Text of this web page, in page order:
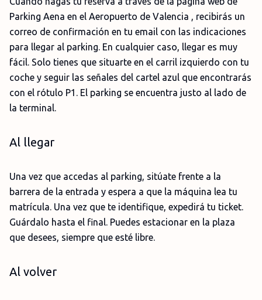
Parking Aena en el Aeropuerto de Valencia , recibirás un
correo de confirmación en tu email con las indicaciones
para llegar al parking. En cualquier caso, llegar es muy
fácil. Solo tienes que situarte en el carril izquierdo con tu
coche y seguir las señales del cartel azul que encontrarás
con el rótulo P1. El parking se encuentra justo al lado de
la terminal.
Al llegar
Una vez que accedas al parking, sitúate frente a la
barrera de la entrada y espera a que la máquina lea tu
matrícula. Una vez que te identifique, expedirá tu ticket.
Guárdalo hasta el final. Puedes estacionar en la plaza
que desees, siempre que esté libre.
Al volver